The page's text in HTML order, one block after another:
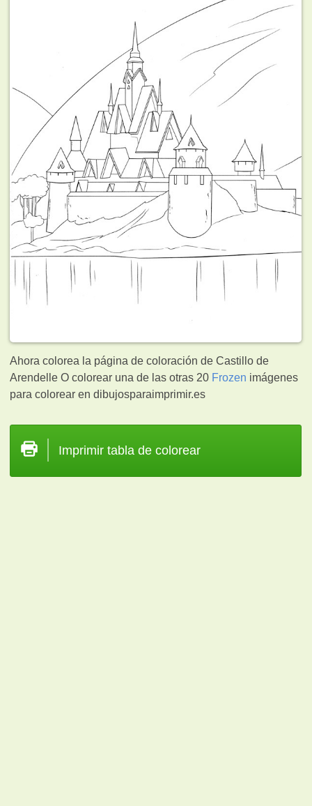
Ahora colorea la página de coloración de Castillo de
Arendelle O colorear una de las otras 20 Frozen imágenes
para colorear en dibujosparaimprimir.es
Imprimir tabla de colorear